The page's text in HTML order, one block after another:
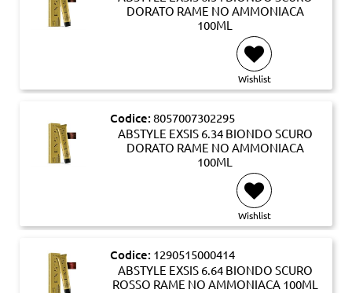
DORATO RAME NO AMMONIACA
100ML
Wishlist
Codice: 8057007302295
ABSTYLE EXSIS 6.34 BIONDO SCURO
DORATO RAME NO AMMONIACA
100ML
Wishlist
Codice: 1290515000414
ABSTYLE EXSIS 6.64 BIONDO SCURO
ROSSO RAME NO AMMONIACA 100ML